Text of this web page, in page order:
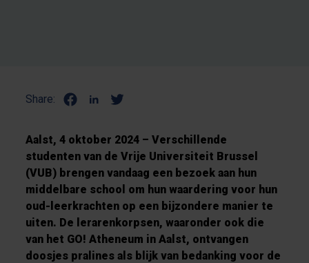
Share:
Aalst, 4 oktober 2024 – Verschillende
studenten van de Vrije Universiteit Brussel
(VUB) brengen vandaag een bezoek aan hun
middelbare school om hun waardering voor hun
oud-leerkrachten op een bijzondere manier te
uiten. De lerarenkorpsen, waaronder ook die
van het GO! Atheneum in Aalst, ontvangen
doosjes pralines als blijk van bedanking voor de